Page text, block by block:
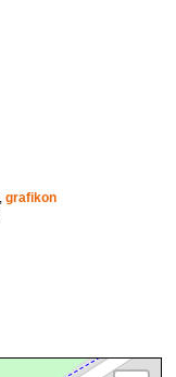
,grafikon